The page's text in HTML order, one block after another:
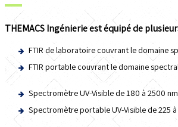
THEMACS Ingénierie est équipé de
FTIR de laboratoire couvrant le domaine
FTIR portable couvrant le domaine
Spectromètre UV-Visible de 180 à 2500 nm
Spectromètre portable UV-Visible de 225